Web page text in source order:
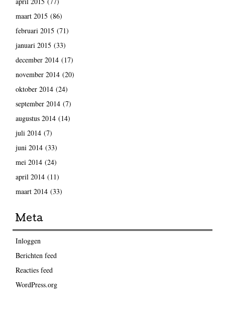
maart 2015 (86)
februari 2015 (71)
januari 2015 (33)
december 2014(17)
november 2014(20)
oktober 2014(24)
september 2014(7)
augustus 2014(14)
juli 2014(7)
juni 2014(33)
mei 2014(24)
april 2014(11)
maart 2014(33)
Meta
Inloggen
Berichten feed
Reacties feed
WordPress.org